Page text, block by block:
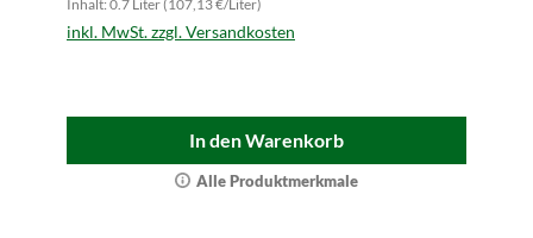
Inhalt: 0.7 Liter (107,13 €/Liter)
inkl. MwSt. zzgl. Versandkosten
In den Warenkorb
Alle Produktmerkmale